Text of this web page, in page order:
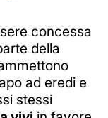
concessa
della
ad eredi e
stessi